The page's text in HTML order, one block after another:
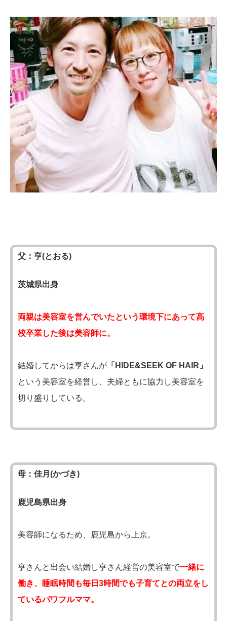
父：亨(とおる)
茨城県出身
両親は美容室を営んでいたという環境下にあって高
校卒業した後は美容師に。
結婚してからは亨さんが 「HIDE&SEEK OF HAIR」
という美容室を経営し、夫婦ともに協力し美容室を
切り盛りしている。
母：佳月(かづき)
鹿児島県出身
美容師になるため、鹿児島から上京。
亨さんと出会い結婚し亨さん経営の美容室で一緒に
働き、睡眠時間も毎日3時間でも子育てとの両立をし
ているパワフルママ。